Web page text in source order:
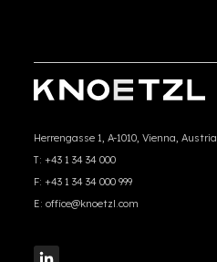
Herrengasse 1, A-1010, Vienna, Austria
T: +43 1 34 34 000
F: +43 1 34 34 000 999
E: office@knoetzl.com